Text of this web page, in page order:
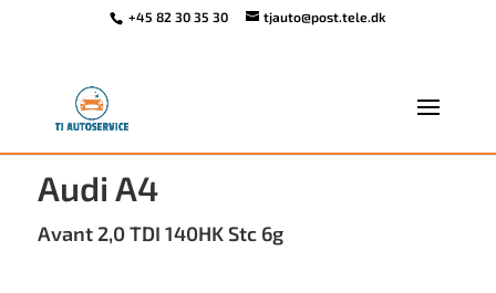
+45 82 30 35 30 tjauto@post.tele.dk
Tilbage til søgeresultat
Audi A4
Avant 2,0 TDI 140HK Stc 6g